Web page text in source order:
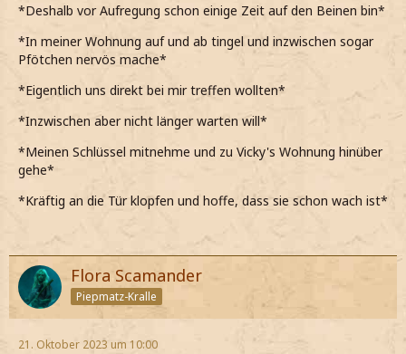
*Deshalb vor Aufregung schon einige Zeit auf den Beinen bin*
*In meiner Wohnung auf und ab tingel und inzwischen sogar
Pfötchen nervös mache*
*Eigentlich uns direkt bei mir treffen wollten*
*Inzwischen aber nicht länger warten will*
*Meinen Schlüssel mitnehme und zu Vicky's Wohnung hinüber
gehe*
*Kräftig an die Tür klopfen und hoffe, dass sie schon wach ist*
Flora Scamander
Piepmatz-Kralle
21. Oktober 2023 um 10:00